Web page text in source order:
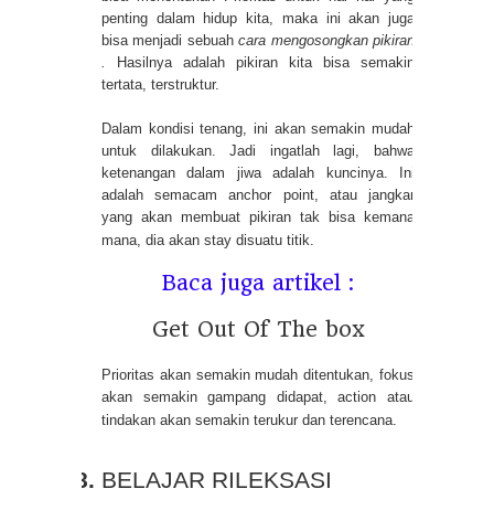
penting dalam hidup kita, maka ini akan juga
bisa menjadi sebuahcara mengosongkan pikiran
.
Hasilnya adalah pikiran kita bisa semakin
tertata, terstruktur.
Dalam kondisi tenang, ini akan semakin mudah
untuk dilakukan. Jadi ingatlah lagi, bahwa
ketenangan dalam jiwa adalah kuncinya. Ini
adalah semacam anchor point, atau jangkar
yang akan membuat pikiran tak bisa kemana
mana, dia akan stay disuatu titik.
Baca juga artikel :
Get Out Of The box
Prioritas akan semakin mudah ditentukan, fokus
akan semakin gampang didapat, action atau
tindakan akan semakin terukur dan terencana.
BELAJAR RILEKSASI